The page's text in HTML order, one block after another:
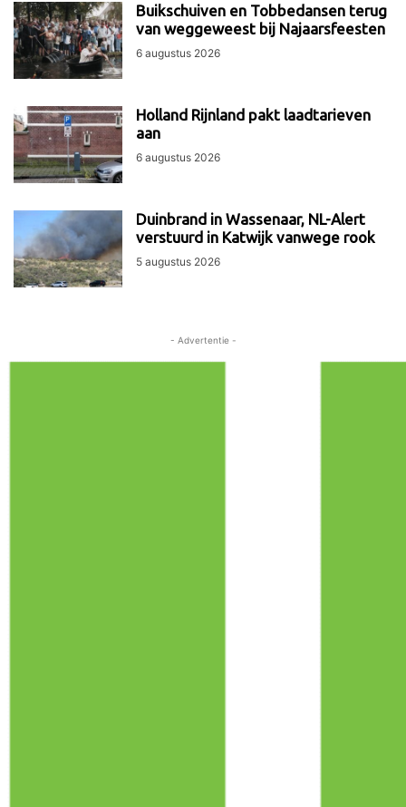
Buikschuiven en Tobbedansen terug
van weggeweest bij Najaarsfeesten
6 augustus 2026
Holland Rijnland pakt laadtarieven
aan
6 augustus 2026
Duinbrand in Wassenaar, NL-Alert
verstuurd in Katwijk vanwege rook
5 augustus 2026
- Advertentie -